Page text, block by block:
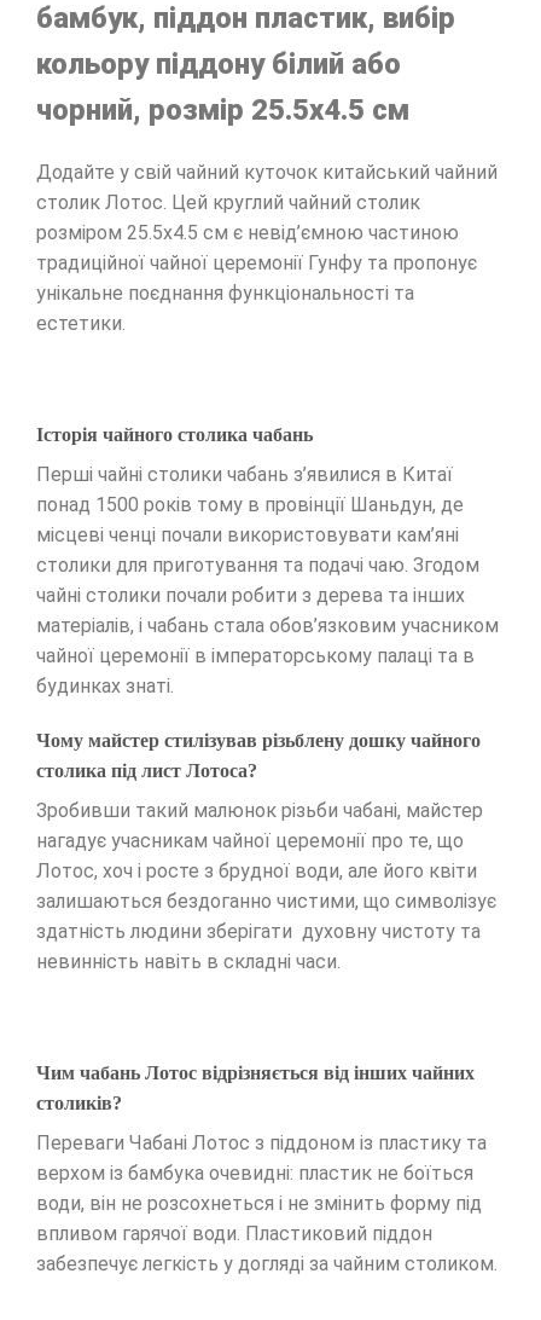
бамбук, піддон пластик, вибір
кольору піддону білий або
чорний, розмір 25.5х4.5 см
Додайте у свій чайний куточок китайський чайний
столик Лотос. Цей круглий чайний столик
розміром 25.5х4.5 см є невід’ємною частиною
традиційної чайної церемонії Гунфу та пропонує
унікальне поєднання функціональності та
естетики.
Історія чайного столика чабань
Перші чайні столики чабань з’явилися в Китаї
понад 1500 років тому в провінції Шаньдун, де
місцеві ченці почали використовувати кам’яні
столики для приготування та подачі чаю. Згодом
чайні столики почали робити з дерева та інших
матеріалів, і чабань стала обов’язковим учасником
чайної церемонії в імператорському палаці та в
будинках знаті.
Чому майстер стилізував різьблену дошку чайного
столика під лист Лотоса?
Зробивши такий малюнок різьби чабані, майстер
нагадує учасникам чайної церемонії про те, що
Лотос, хоч і росте з брудної води, але його квіти
залишаються бездоганно чистими, що символізує
здатність людини зберігати духовну чистоту та
невинність навіть в складні часи.
Чим чабань Лотос відрізняється від інших чайних
столиків?
Переваги Чабані Лотос з піддоном із пластику та
верхом із бамбука очевидні: пластик не боїться
води, він не розсохнеться і не змінить форму під
впливом гарячої води. Пластиковий піддон
забезпечує легкість у догляді за чайним столиком.